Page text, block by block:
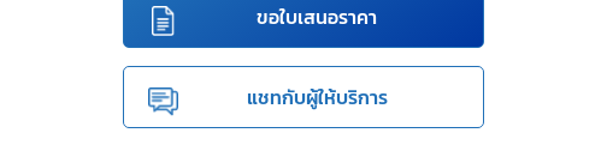
ขอใบเสนอราคา
แชทกับผู้ให้บริการ